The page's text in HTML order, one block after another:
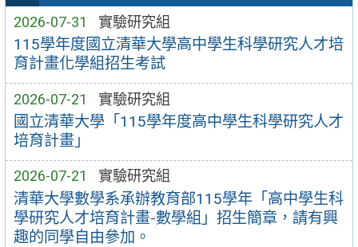
2026-07-31 實驗研究組
115學年度國立清華大學高中學生科學研究人才培
育計畫化學組招生考試
2026-07-21 實驗研究組
國立清華大學「115學年度高中學生科學研究人才
培育計畫」
2026-07-21 實驗研究組
清華大學數學系承辦教育部115學年「高中學生科
學研究人才培育計畫-數學組」招生簡章，請有興
趣的同學自由參加。